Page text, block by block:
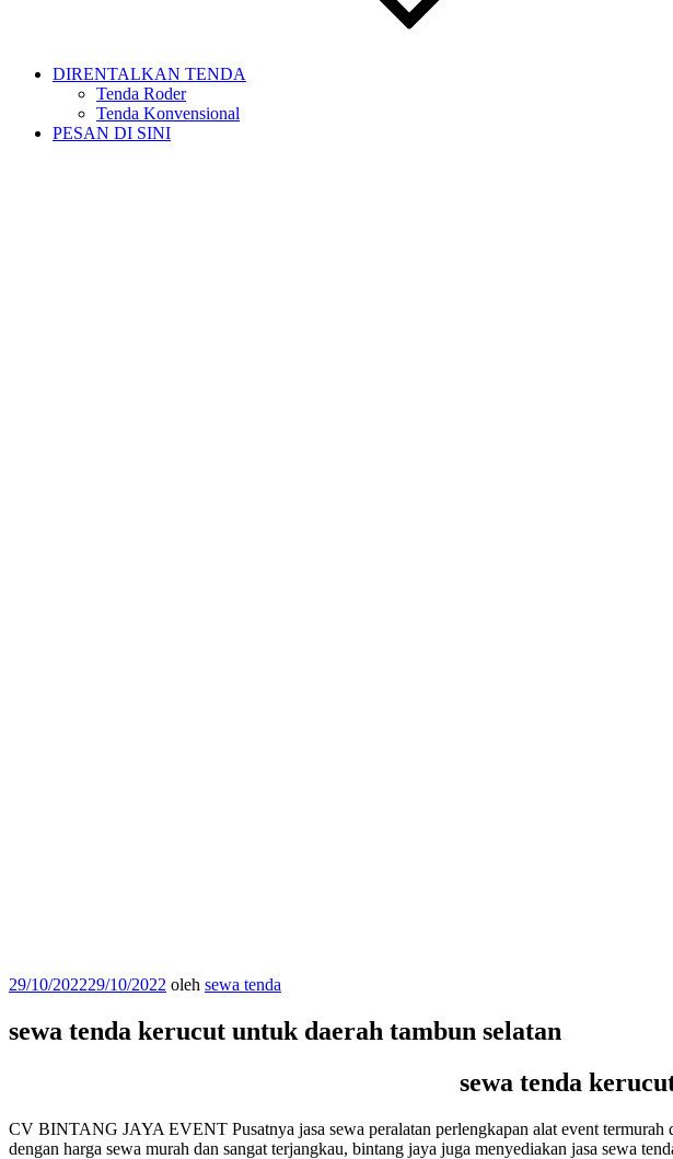
DIRENTALKAN TENDA
Tenda Roder
Tenda Konvensional
PESAN DI SINI
Diposkan
29/10/202229/10/2022 oleh sewa tenda
sewa tenda kerucut untuk daerah tambun selatan
sewa tenda
CV BINTANG JAYA EVENT Pusatnya jasa sewa peralatan perlengkapan alat event termurah
dengan harga sewa murah dan sangat terjangkau, bintang jaya juga menyediakan jasa sewa